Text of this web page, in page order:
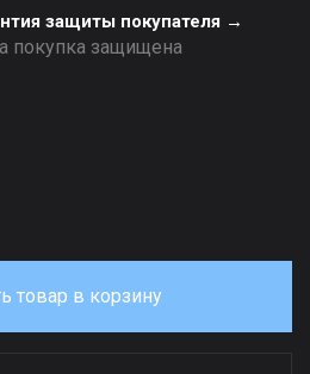
защиты покупателя →
покупка защищена
товар в корзину